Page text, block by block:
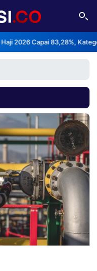
Capai 83,28%, Kategori